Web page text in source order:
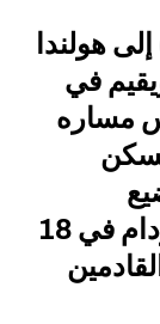
(25 عامًا) إلى هولندا
في
مساره
الرئيسية لانتخابات بلدية أمستردام في 18
القادمين